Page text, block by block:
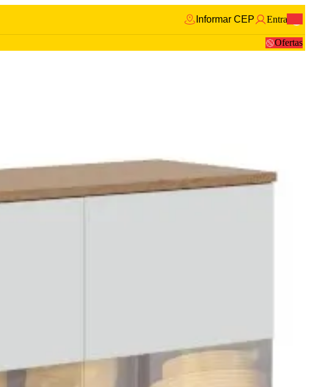
Informar CEP Entrar
Ofertas